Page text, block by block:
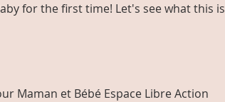
for the first time! Let's see what this is
Maman et Bébé Espace Libre Action